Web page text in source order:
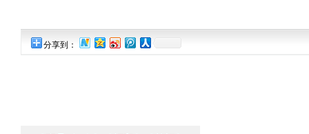
分享到：